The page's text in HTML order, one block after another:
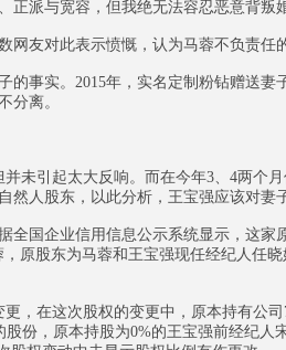
正派与宽容，但我绝无法容忍恶意背叛
友对此表示愤慨，认为马蓉不负责任
事实。2015年，实名定制粉钻赠送妻
分离。
引起太大反响。而在今年3、4两个
人股东，以此分析，王宝强应该对妻
国企业信用信息公示系统显示，这家
原股东为马蓉和王宝强现任经纪人任
在这次股权的变更中，原本持有公司
份，原本持股为0%的王宝强前经纪人